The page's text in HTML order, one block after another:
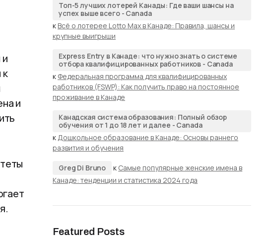
и
Топ-5 лучших лотерей Канады: Где ваши шансы на
успех выше всего - Canada
к Всё о лотерее Lotto Max в Канаде: Правила, шансы и
крупные выигрыши
Express Entry в Канаде: что нужно знать о системе
отбора квалифицированных работников - Canada
к Федеральная программа для квалифицированных
работников (FSWP): Как получить право на постоянное
проживание в Канаде
Канадская система образования: Полный обзор
обучения от 1 до 18 лет и далее - Canada
к Дошкольное образование в Канаде: Основы раннего
развития и обучения
Greg Di Bruno к Самые популярные женские имена в
Канаде: тенденции и статистика 2024 года
Featured Posts